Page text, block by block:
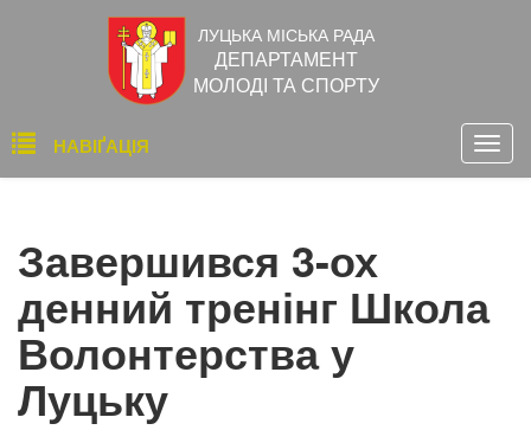
ЛУЦЬКА МІСЬКА РАДА
ДЕПАРТАМЕНТ
МОЛОДІ ТА СПОРТУ
Основна
навіґація
НАВІҐАЦІЯ
Завершився 3-ох
денний тренінг Школа
Волонтерства у
Луцьку